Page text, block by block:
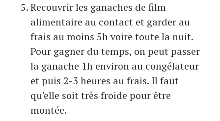
Recouvrir les ganaches de film
alimentaire au contact et garder au
frais au moins 5h voire toute la nuit.
Pour gagner du temps, on peut passer
la ganache 1h environ au congélateur
et puis 2-3 heures au frais. Il faut
qu'elle soit très froide pour être
montée.